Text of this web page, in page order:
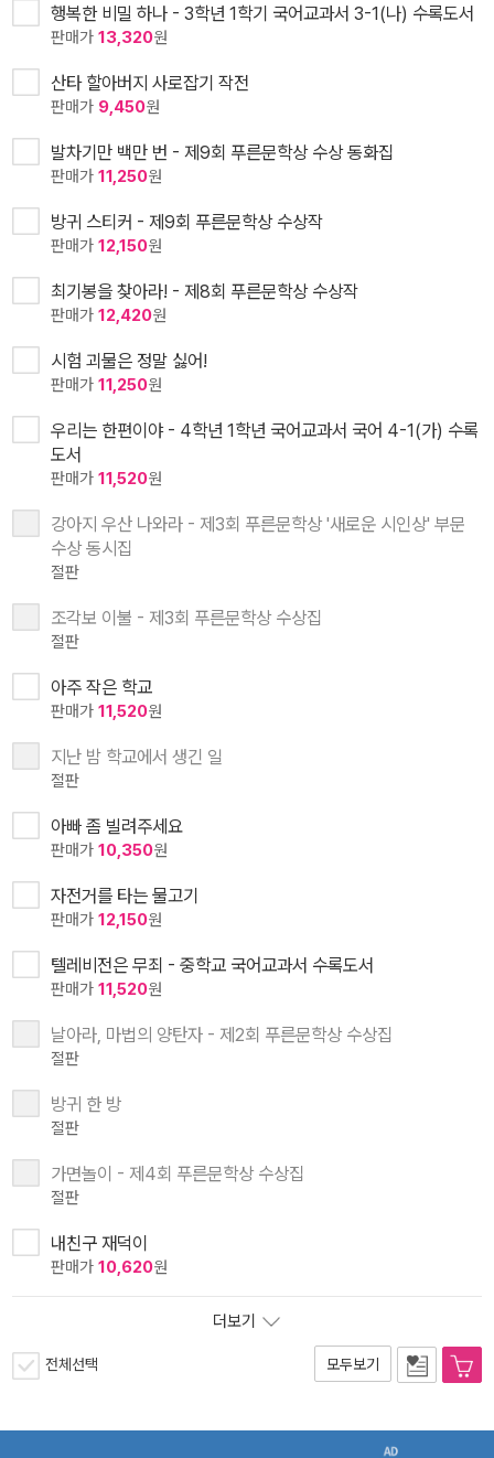
행복한 비밀 하나 - 3학년 1학기 국어교과서 3-1(나) 수록도서
판매가 13,320원
산타 할아버지 사로잡기 작전
판매가 9,450원
발차기만 백만 번 - 제9회 푸른문학상 수상 동화집
판매가 11,250원
방귀 스티커 - 제9회 푸른문학상 수상작
판매가 12,150원
최기봉을 찾아라! - 제8회 푸른문학상 수상작
판매가 12,420원
시험 괴물은 정말 싫어!
판매가 11,250원
우리는 한편이야 - 4학년 1학년 국어교과서 국어 4-1(가) 수록
도서
판매가 11,520원
강아지 우산 나와라 - 제3회 푸른문학상 '새로운 시인상' 부문
수상 동시집
절판
조각보 이불 - 제3회 푸른문학상 수상집
절판
아주 작은 학교
판매가 11,520원
지난 밤 학교에서 생긴 일
절판
아빠 좀 빌려주세요
판매가 10,350원
자전거를 타는 물고기
판매가 12,150원
텔레비전은 무죄 - 중학교 국어교과서 수록도서
판매가 11,520원
날아라, 마법의 양탄자 - 제2회 푸른문학상 수상집
절판
방귀 한 방
절판
가면놀이 - 제4회 푸른문학상 수상집
절판
내친구 재덕이
판매가 10,620원
더보기
전체선택 모두보기